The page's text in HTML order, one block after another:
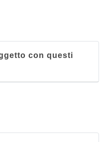
con questi